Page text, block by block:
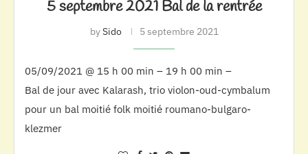
5 septembre 2021 Bal de la rentrée
bySido 5 septembre 2021
05/09/2021 @ 15 h 00 min – 19 h 00 min –
Bal de jour avec Kalarash, trio violon-oud-cymbalum
pour un bal moitié folk moitié roumano-bulgaro-
klezmer